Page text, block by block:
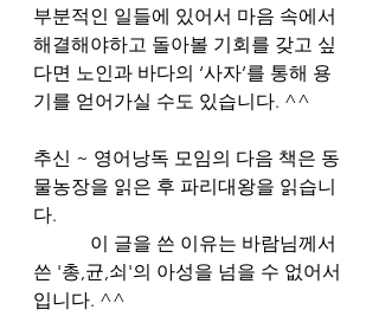
부분적인 일들에 있어서 마음 속에서
해결해야하고 돌아볼 기회를 갖고 싶
다면 노인과 바다의 ‘사자’를 통해 용
기를 얻어가실 수도 있습니다. ^^
추신 ~ 영어낭독 모임의 다음 책은 동
물농장을 읽은 후 파리대왕을 읽습니
다.
쓴 '총,균,쇠'의 아성을 넘을 수 없어서
입니다. ^^